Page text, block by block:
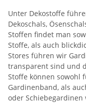
Unter Dekostoffe
Dekoschals,
Stoffen findet man
Stoffe, als auch
Stores führen wir
transparent sind und
Stoffe können sowohl
Gardinenband, als
oder